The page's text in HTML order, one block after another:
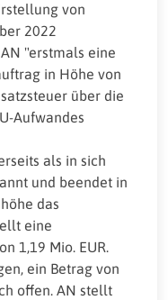
von
2022
"erstmals eine
in Höhe von
über die
Aufwandes
als in sich
und beendet in
das
eine
1,19 Mio. EUR.
ein Betrag von
offen. AN stellt